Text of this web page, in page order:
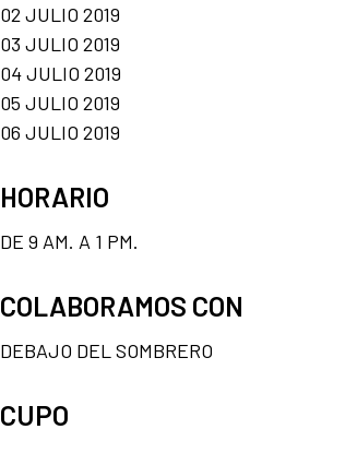
02 JULIO 2019
03 JULIO 2019
04 JULIO 2019
05 JULIO 2019
06 JULIO 2019
HORARIO
DE 9 AM. A 1 PM.
COLABORAMOS CON
DEBAJO DEL SOMBRERO
CUPO